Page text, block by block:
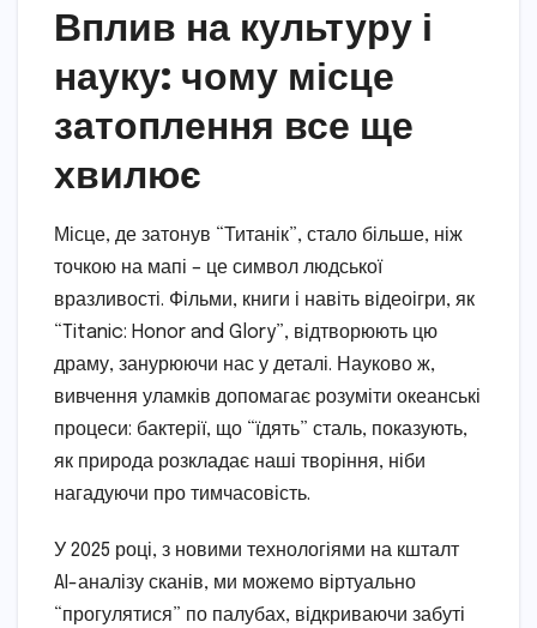
Вплив на культуру і
науку: чому місце
затоплення все ще
хвилює
Місце, де затонув “Титанік”, стало більше, ніж
точкою на мапі – це символ людської
вразливості. Фільми, книги і навіть відеоігри, як
“Titanic: Honor and Glory”, відтворюють цю
драму, занурюючи нас у деталі. Науково ж,
вивчення уламків допомагає розуміти океанські
процеси: бактерії, що “їдять” сталь, показують,
як природа розкладає наші творіння, ніби
нагадуючи про тимчасовість.
У 2025 році, з новими технологіями на кшталт
AI-аналізу сканів, ми можемо віртуально
“прогулятися” по палубах, відкриваючи забуті